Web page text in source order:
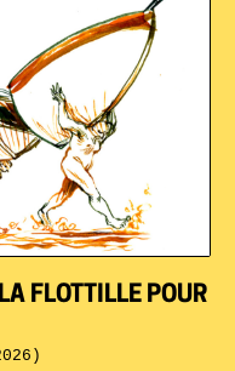
FLOTTILLE POUR